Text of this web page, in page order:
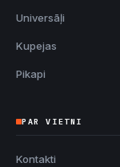
Universāļi
Kupejas
Pikapi
PAR VIETNI
Kontakti